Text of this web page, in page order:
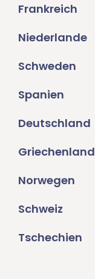
Frankreich
Niederlande
Schweden
Spanien
Deutschland
Griechenland
Norwegen
Schweiz
Tschechien